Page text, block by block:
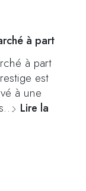
à part
à part
est
à une
Lire la